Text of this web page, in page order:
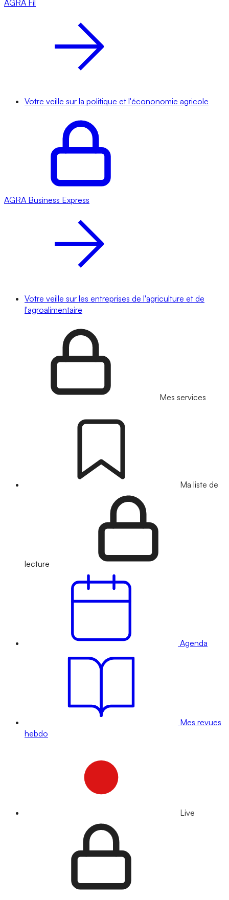
AGRA Fil
Votre veille sur la politique et l'écononomie agricole
AGRA Business Express
Votre veille sur les entreprises de l'agriculture et de
l'agroalimentaire
Mes services
Ma liste de
lecture
Agenda
Mes revues
hebdo
Live